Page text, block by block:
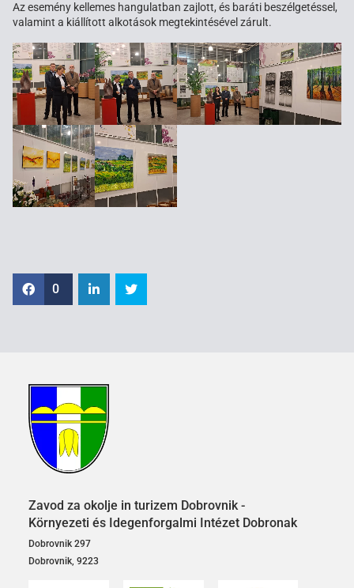
Az esemény kellemes hangulatban zajlott, és baráti beszélgetéssel,
valamint a kiállított alkotások megtekintésével zárult.
0
Zavod za okolje in turizem Dobrovnik -
Környezeti és Idegenforgalmi Intézet Dobronak
Dobrovnik 297
Dobrovnik, 9223